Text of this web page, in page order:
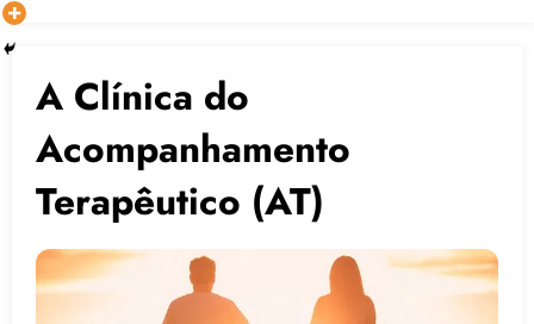
A Clínica do
Acompanhamento
Terapêutico (AT)